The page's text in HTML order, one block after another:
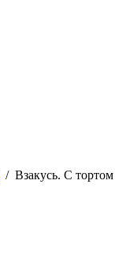
/ Взакусь. С